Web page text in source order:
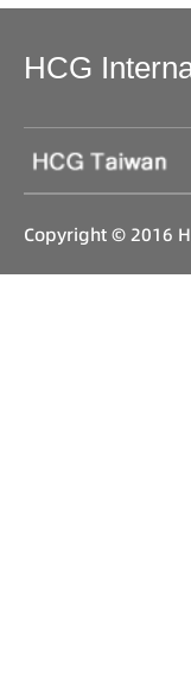
HCG
Copyright © 2016